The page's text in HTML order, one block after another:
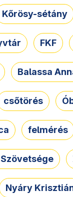
Kőrösy-sétány
FKF
Balassa
csőtörés
felmérés
Nyáry